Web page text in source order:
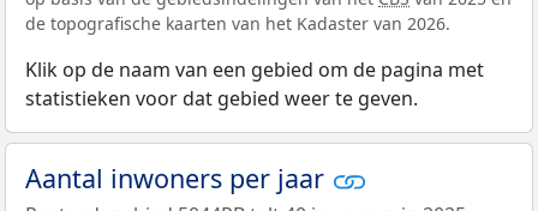
de topografische kaarten van het Kadaster van 2026.
Klik op de naam van een gebied om de pagina met
statistieken voor dat gebied weer te geven.
Aantal inwoners per jaar